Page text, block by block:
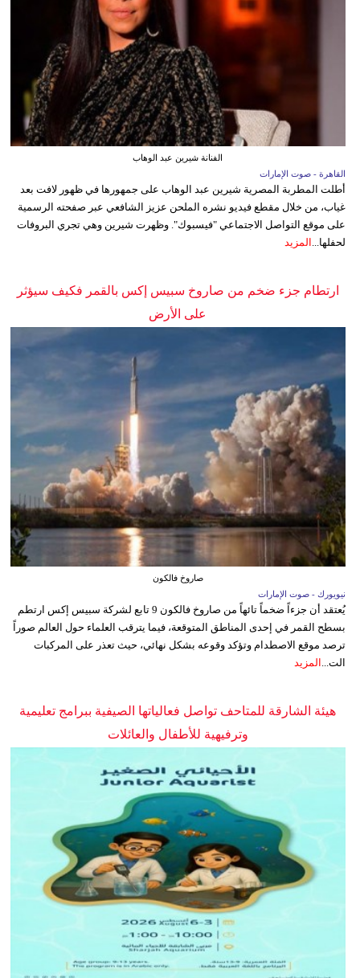
الفنانة شيرين عبد الوهاب
القاهرة - صوت الإمارات
أطلت المطربة المصرية شيرين عبد الوهاب على جمهورها في ظهور لافت بعد
غياب، من خلال مقطع فيديو نشره الملحن عزيز الشافعي عبر صفحته الرسمية
على موقع التواصل الاجتماعي "فيسبوك". وظهرت شيرين وهي تجري البروفات
لحفلها... المزيد
ارتطام جزء ضخم من صاروخ سبيس إكس بالقمر فكيف سيؤثر
على الأرض
صاروخ فالكون
نيويورك - صوت الإمارات
يُعتقد أن جزءاً ضخماً تائهاً من صاروخ فالكون 9 تابع لشركة سبيس إكس ارتطم
بسطح القمر في إحدى المناطق المتوقعة، فيما يترقب العلماء حول العالم صوراً
ترصد موقع الاصطدام وتؤكد وقوعه بشكل نهائي، حيث تعذر على المركبات
الت...
المزيد
هيئة الشارقة للمتاحف تواصل فعالياتها الصيفية ببرامج تعليمية
وترفيهية للأطفال والعائلات